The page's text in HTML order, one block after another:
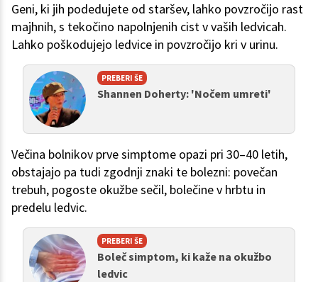
Geni, ki jih podedujete od staršev, lahko povzročijo rast
majhnih, s tekočino napolnjenih cist v vaših ledvicah.
Lahko poškodujejo ledvice in povzročijo kri v urinu.
PREBERI ŠE
Shannen Doherty: 'Nočem umreti'
Večina bolnikov prve simptome opazi pri 30–40 letih,
obstajajo pa tudi zgodnji znaki te bolezni: povečan
trebuh, pogoste okužbe sečil, bolečine v hrbtu in
predelu ledvic.
PREBERI ŠE
Boleč simptom, ki kaže na okužbo
ledvic